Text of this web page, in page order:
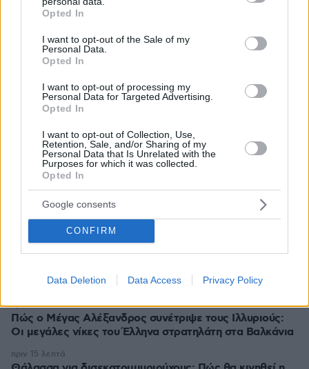
grant or deny consent to Google and its third-party tags to
use your data for below specified purposes in below Google
consent section.
Opted In
I want to opt-out of the Sale of my
Personal Data.
Opted In
I want to opt-out of processing my
Personal Data for Targeted Advertising.
Opted In
I want to opt-out of Collection, Use,
Retention, Sale, and/or Sharing of my
Personal Data that Is Unrelated with the
Purposes for which it was collected.
Opted In
Google consents
CONFIRM
Data Deletion Data Access Privacy Policy
Επαγγελματική Εκπαίδευση & Εξειδίκευση: Το Mοντέλο που
σε Bάζει στην Aγορά Eργασίας
26.07.2026, 09:54
ΡΟΗ ΕΙΔΗΣΕΩΝ
Ειδήσεις
Πώς θα κάνουμε μια περιποίηση προσώπου επιπέδου
σπα στο σπίτι
πριν 5 λεπτά
Σπιτικό προζύμι: Οδηγός για αρχάριους και μη – Η
διαδικασία, η χρήση, η συντήρηση
πριν 5 λεπτά
Ελπίδα για τη Δημοκρατία: Νέα αποχώρηση με αιχμές
Καρυστιανού - Γρατσία»
πριν 8 λεπτά
Πώς ο Μέγας Αλέξανδρος συνέτριψε τους Ιλλυριούς:
Οι μεγάλες νίκες του Έλληνα στρατηλάτη στα Βαλκάνια
πριν 11 λεπτά
πριν 15 λεπτά